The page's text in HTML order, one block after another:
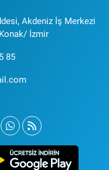
Akdeniz İş Merkezi
İzmir
85